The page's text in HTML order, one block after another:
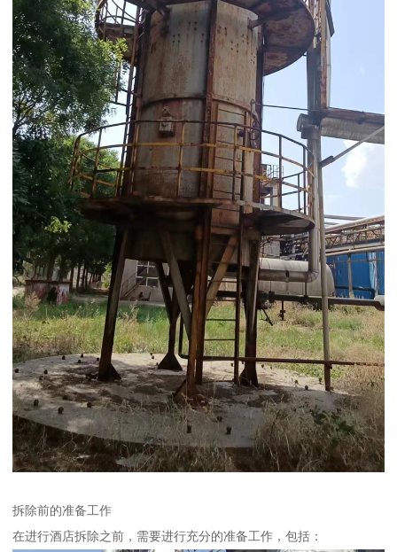
拆除前的准备工作
在进行酒店拆除之前，需要进行充分的准备工作，包括：